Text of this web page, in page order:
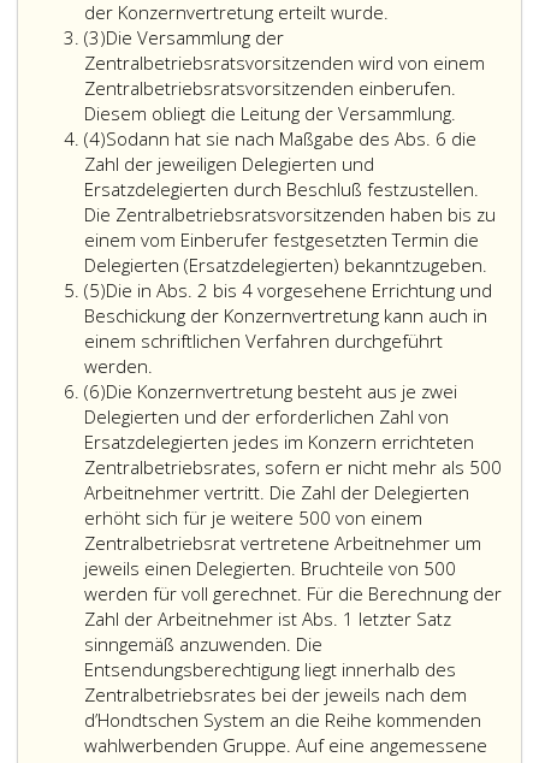
des
Paragraph
15,
des
Aktiengesetzes 1965
oder
des
Paragraph
115,
des
Gesetzes
über
Gesellschaften
mit
beschränkter
Haftung,
in
dem
in
mehr
als
einem
Unternehmen
Betriebsräte
bestehen,
kann
eine
Konzernvertretung
zur
Vertretung
der Konzernvertretung erteilt wurde.
der
im
Konzern
durch
Beschluß
festzustellen,
daß
die
gemäß
Absatz
erforderliche
Zustimmung
zur
Errichtung
der
erteilt
wurde.
(3)Absatz
3
Die Versammlung der
Zentralbetriebsratsvorsitzenden wird von einem
Zentralbetriebsratsvorsitzenden einberufen.
Diesem obliegt die Leitung der Versammlung.
(4)Absatz
4
Sodann hat sie nach Maßgabe des Abs. 6 die
Zahl der jeweiligen Delegierten und
Ersatzdelegierten durch Beschluß festzustellen.
Die Zentralbetriebsratsvorsitzenden haben bis zu
einem vom Einberufer festgesetzten Termin die
Delegierten (Ersatzdelegierten) bekanntzugeben.
hat
die
und
(5)Absatz
5
Die in Abs. 2 bis 4 vorgesehene Errichtung und
Beschickung der Konzernvertretung kann auch in
einem schriftlichen Verfahren durchgeführt
werden.
in
Absatz
2
bis
4
vorgesehene
Errichtung
und
Beschickung
der
Konzernvertretung
kann
auch
in
einem
(6)Absatz
6
Die Konzernvertretung besteht aus je zwei
Delegierten und der erforderlichen Zahl von
Ersatzdelegierten jedes im Konzern errichteten
Zentralbetriebsrates, sofern er nicht mehr als 500
Arbeitnehmer vertritt. Die Zahl der Delegierten
erhöht sich für je weitere 500 von einem
Zentralbetriebsrat vertretene Arbeitnehmer um
jeweils einen Delegierten. Bruchteile von 500
werden für voll gerechnet. Für die Berechnung der
Zahl der Arbeitnehmer ist Abs. 1 letzter Satz
sinngemäß anzuwenden. Die
Entsendungsberechtigung liegt innerhalb des
Zentralbetriebsrates bei der jeweils nach dem
d’Hondtschen System an die Reihe kommenden
wahlwerbenden Gruppe. Auf eine angemessene